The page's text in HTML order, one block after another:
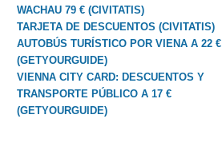
WACHAU 79 € (CIVITATIS)
TARJETA DE DESCUENTOS (CIVITATIS)
AUTOBÚS TURÍSTICO POR VIENA A 22 €
(GETYOURGUIDE)
VIENNA CITY CARD: DESCUENTOS Y
TRANSPORTE PÚBLICO A 17 €
(GETYOURGUIDE)